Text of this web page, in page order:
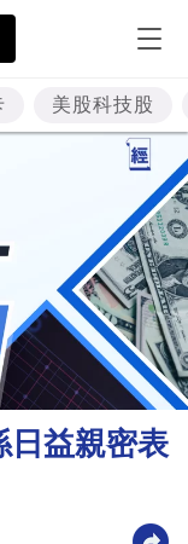
美股科技股
日益親密表